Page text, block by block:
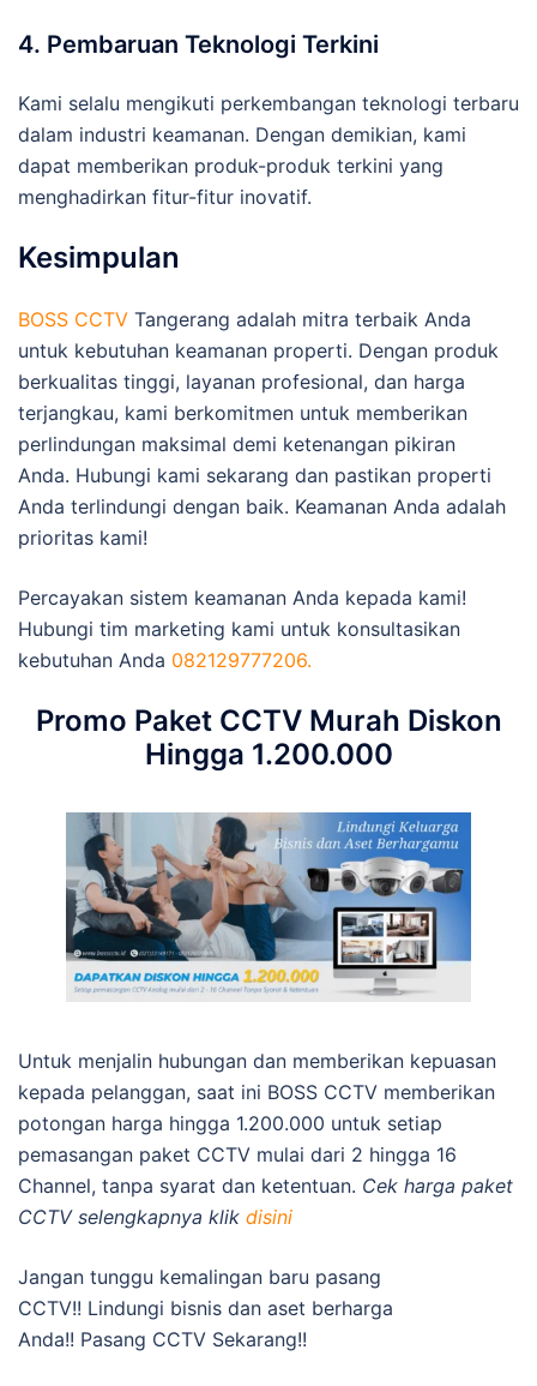
4. Pembaruan Teknologi Terkini
Kami selalu mengikuti perkembangan teknologi terbaru
dalam industri keamanan. Dengan demikian, kami
dapat memberikan produk-produk terkini yang
menghadirkan fitur-fitur inovatif.
Kesimpulan
BOSS CCTV Tangerang adalah mitra terbaik Anda
untuk kebutuhan keamanan properti. Dengan produk
berkualitas tinggi, layanan profesional, dan harga
terjangkau, kami berkomitmen untuk memberikan
perlindungan maksimal demi ketenangan pikiran
Anda. Hubungi kami sekarang dan pastikan properti
Anda terlindungi dengan baik. Keamanan Anda adalah
prioritas kami!
Percayakan sistem keamanan Anda kepada kami!
Hubungi tim marketing kami untuk konsultasikan
kebutuhan Anda 082129777206.
Promo Paket CCTV Murah Diskon
Hingga 1.200.000
Untuk menjalin hubungan dan memberikan kepuasan
kepada pelanggan, saat ini BOSS CCTV memberikan
potongan harga hingga 1.200.000 untuk setiap
pemasangan paket CCTV mulai dari 2 hingga 16
Channel, tanpa syarat dan ketentuan. Cek harga paket
CCTV selengkapnya klik disini
Jangan tunggu kemalingan baru pasang
CCTV!! Lindungi bisnis dan aset berharga
Anda!! Pasang CCTV Sekarang!!